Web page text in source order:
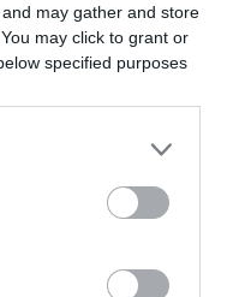
may gather and store
may click to grant or
specified purposes